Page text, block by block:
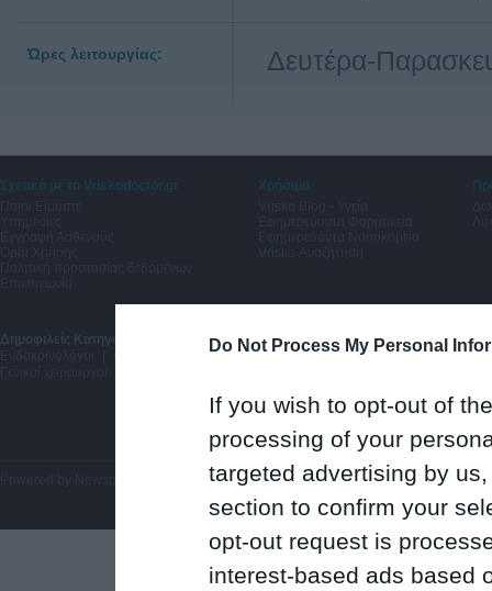
Do Not Process My Personal
If you wish to opt-out of
processing of your
targeted advertising by
section to confirm your
opt-out request is
interest-based ads based
Ώρες λειτουργίας: Δευτέρα-
Σχετικά με το Vriskodoctor.gr
Χρήσιμα
Δημοφιλείς Κατηγορίες: Δερματολόγοι Αφροδισιολόγοι
Μαιευτήρες
Γαστρεντερολόγοι | Πνευμονολόγοι |
. All rights reserved.